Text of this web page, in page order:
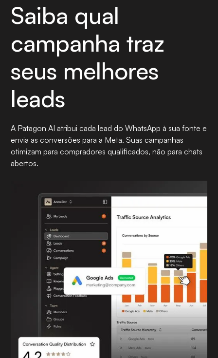
Saiba qual
campanha traz
seus melhores
leads
A Patagon AI atribui cada lead do WhatsApp à sua fonte e
envia as conversões para a Meta. Suas campanhas
otimizam para compradores qualificados, não para chats
abertos.